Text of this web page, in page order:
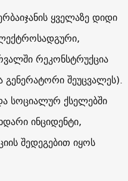
ყველაზე დიდი
რეკონსტრუქცია
გენერატორი შეუცვალეს).
სოციალურ ქსელებში
ინციდენტი,
შედეგებით იყოს